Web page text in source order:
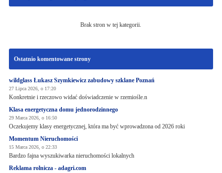
Brak stron w tej kategorii.
Ostatnio komentowane strony
wildglass Łukasz Szymkiewicz zabudowy szklane Poznań
27 Lipca 2026, o 17:20
Konkretnie i rzeczowo widać doświadczenie w rzemiośle.n
Klasa energetyczna domu jednorodzinnego
29 Marca 2026, o 16:50
Oczekujemy klasy energetycznej, która ma być wprowadzona od 2026 roki
Momentum Nieruchomości
15 Marca 2026, o 22:33
Bardzo fajna wyszukiwarka nieruchomości lokalnych
Reklama rolnicza - adagri.com